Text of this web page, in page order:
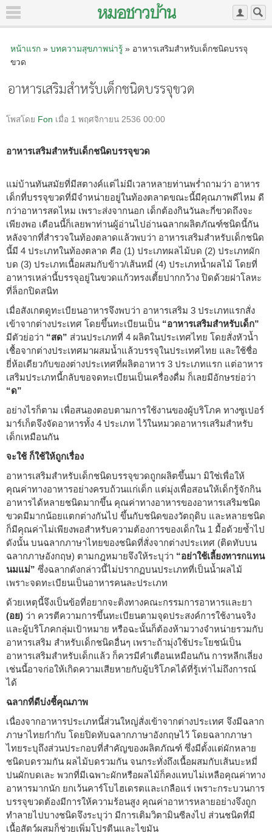
หน้าแรก» บทความสุขภาพน่ารู้» อาหารเสริมสำหรับเด็กชนิดบรรจุ
ขวด
อาหารเสริมสำหรับเด็กชนิดบรรจุขวด
โพสโดย Fon เมื่อ 1 พฤศจิกายน 2536 00:00
อาหารเสริมสำหรับเด็กชนิดบรรจุขวด
แม่บ้านทันสมัยที่มีสตางค์แต่ไม่มีเวลาหลายท่านพร่ำถามว่า อาหาร
เด็กที่บรรจุขวดที่มีจำหน่ายอยู่ในท้องตลาดขณะนี้มีคุณภาพดีไหม ดี
กว่าอาหารสดไหม เพราะส่งจากนอก เด็กต้องกินวันละกี่ขวดถึงจะ
เพียงพอ เดือนนี้ก็เลยพาท่านผู้อ่านไปอ่านฉลากผลิตภัณฑ์ชนิดนี้กัน
หลังจากที่สำรวจในท้องตลาดแล้วพบว่า อาหารเสริมสำหรับเด็กชนิด
นี้มี 4 ประเภทในท้องตลาด คือ (1) ประเภทผลไม้บด (2) ประเภทผัก
บด (3) ประเภทเนื้อผสมกับข้าว/เส้นหมี่ (4) ประเภทน้ำผลไม้ โดยที่
อาหารเหล่านี้บรรจุอยู่ในขวดแก้วทรงเตี้ยปากกว้าง ปิดด้วยฝาโลหะ
ที่ล็อกปิดสนิท
เมื่อสังเกตดูทะเบียนอาหารจึงพบว่า อาหารเสริม 3 ประเภทแรกสั่ง
เข้าจากต่างประเทศ โดยขึ้นทะเบียนเป็น “อาหารเสริมสำหรับเด็ก”
มีตัวย่อว่า “สด” ส่วนประเภทที่ 4 ผลิตในประเทศไทย โดยสั่งหัวน้ำ
เชื้อจากต่างประเทศมาผสมน้ำแล้วบรรจุในประเทศไทย และใช้ชื่อ
ยี่ห้อเดียวกับของต่างประเทศที่ผลิตอาหาร 3 ประเภทแรก แต่อาหาร
เสริมประเภทนี้กลับขอจดทะเบียนเป็นเครื่องดื่ม ก็เลยมีอักษรย่อว่า
“ด”
อย่างไรก็ตาม เพื่อสนองตอบตามการใช้งานของผู้บริโภค ทางซูเปอร์
มาร์เก็ตจึงจัดอาหารทั้ง 4 ประเภท ไว้ในหมวดอาหารเสริมสำหรับ
เด็กเหมือนกัน
จะใช้ ก็ใช้ให้ถูกเรื่อง
อาหารเสริมสำหรับเด็กชนิดบรรจุขวดถูกผลิตขึ้นมา มิใช่เพื่อให้
คุณค่าทางอาหารอย่างครบถ้วนแก่เด็ก แต่มุ่งเพื่อสอนให้เด็กรู้จักกิน
อาหารได้หลายชนิดมากขึ้น คุณค่าทางอาหารของอาหารเสริมชนิด
ขวดมีมากน้อยแตกต่างกันไป ขึ้นกับชนิดของวัตถุดิบ และหลายชนิด
ก็มีคุณค่าไม่เพียงพอสำหรับความต้องการของเด็กใน 1 มื้อด้วยซ้ำไป
ดังนั้น บนฉลากภาษาไทยของชนิดที่สั่งจากต่างประเทศ (ติดทับบน
ฉลากภาษอังกฤษ) ตามกฎหมายจึงให้ระบุว่า “อย่าใช้เลี้ยงทารกแทน
นมแม่” ซึ่งฉลากดังกล่าวนี้ไม่ปรากฏบนประเภทที่เป็นน้ำผลไม้
เพราะจดทะเบียนเป็นอาหารคนละประเภท
ด้วยเหตุนี้จึงเป็นข้อที่อยากจะติงทางคณะกรรมการอาหารและยา
(อย) ว่า ควรตีความการขึ้นทะเบียนตามจุดประสงค์การใช้งานจริง
และผู้บริโภคกลุ่มเป้าหมาย หรือฉะนั้นก็ต้องห้ามวางจำหน่ายรวมกับ
อาหารเสริม สำหรับเด็กชนิดอื่นๆ เพราะถ้ามุ่งใช้ประโยชน์เป็น
อาหารเสริมสำหรับเด็กแล้ว ก็ควรมีคำเตือนเหมือนกัน การหลีกเลี่ยง
เช่นนี้อาจก่อให้เกิดความเสียหายกับผู้บริโภคได้ที่รู้เท่าไม่ถึงการณ์
ได้
ฉลากที่ดีบ่งชี้คุณภาพ
เนื่องจากอาหารประเภทนี้ส่วนใหญ่สั่งเข้าจากต่างประเทศ จึงมีฉลาก
ภาษาไทยกำกับ โดยปิดทับฉลากภาษาอังกฤษไว้ โดยฉลากภาษา
ไทยระบุถึงส่วนประกอบที่สำคัญของผลิตภัณฑ์ ซึ่งมีตั้งแต่ผักหลาย
ชนิดบดรวมกัน ผลไม้บดรวมกัน จนกระทั่งถึงเนื้อผสมกับเส้นบะหมี่
ปนผักบดเละ พวกที่มีเฉพาะผักหรือผลไม้ก็คงแทบไม่เหลือคุณค่าทาง
อาหารมากนัก ยกเว้นคาร์โบไฮเดรตและเกลือแร่ เพราะกระบวนการ
บรรจุขวดต้องมีการให้ความร้อนสูง คุณค่าอาหารหลายอย่างจึงถูก
ทำลายไปบางชนิดจึงระบุว่า มีการเติมวิตามินซีลงไป ส่วนชนิดที่มี
เนื้อสัตว์ผสมก็ช่วยเพิ่มโปรตีนและไขมัน